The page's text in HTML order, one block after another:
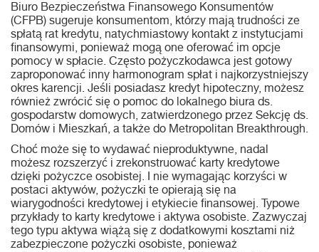
Biuro Bezpieczeństwa Finansowego Konsumentów
(CFPB) sugeruje konsumentom, którzy mają trudności ze
spłatą rat kredytu, natychmiastowy kontakt z instytucjami
finansowymi, ponieważ mogą one oferować im opcje
pomocy w spłacie. Często pożyczkodawca jest gotowy
zaproponować inny harmonogram spłat i najkorzystniejszy
okres karencji. Jeśli posiadasz kredyt hipoteczny, możesz
również zwrócić się o pomoc do lokalnego biura ds.
gospodarstw domowych, zatwierdzonego przez Sekcję ds.
Domów i Mieszkań, a także do Metropolitan Breakthrough.
Choć może się to wydawać nieproduktywne, nadal
możesz rozszerzyć i zrekonstruować karty kredytowe
dzięki pożyczce osobistej. I nie wymagając korzyści w
postaci aktywów, pożyczki te opierają się na
wiarygodności kredytowej i etykiecie finansowej. Typowe
przykłady to karty kredytowe i aktywa osobiste. Zazwyczaj
tego typu aktywa wiążą się z dodatkowymi kosztami niż
zabezpieczone pożyczki osobiste, ponieważ